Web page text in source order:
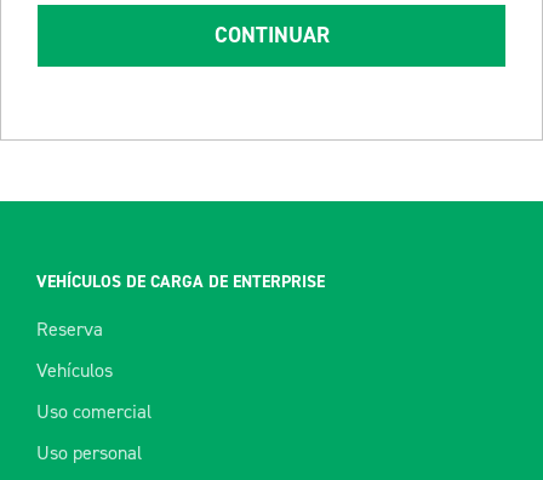
CONTINUAR
VEHÍCULOS DE CARGA DE ENTERPRISE
Reserva
Vehículos
Uso comercial
Uso personal